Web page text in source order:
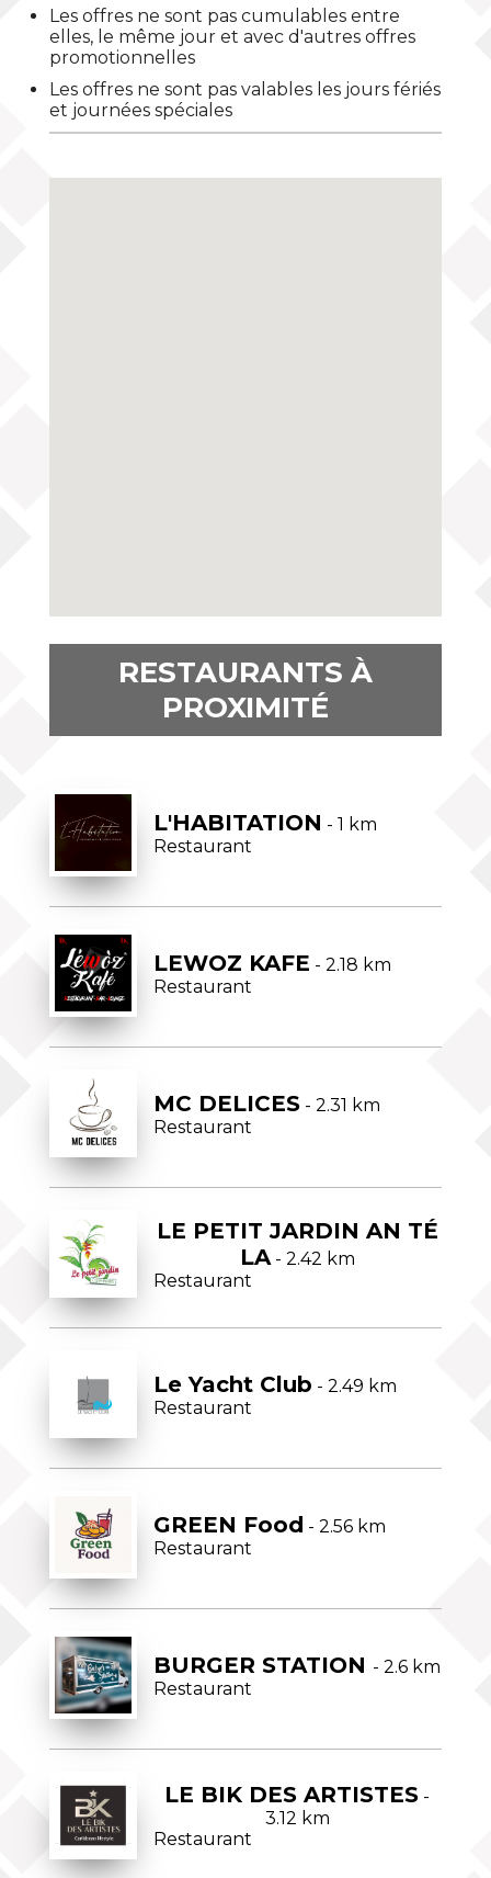
Les offres ne sont pas cumulables entre
elles, le même jour et avec d'autres offres
promotionnelles
Les offres ne sont pas valables les jours fériés
et journées spéciales
RESTAURANTS À
PROXIMITÉ
L'HABITATION - 1 km
Restaurant
LEWOZ KAFE - 2.18 km
Restaurant
MC DELICES- 2.31 km
Restaurant
LE PETIT JARDIN AN TÉ
LA- 2.42 km
Restaurant
Le Yacht Club - 2.49 km
Restaurant
GREEN Food - 2.56 km
Restaurant
BURGER STATION - 2.6 km
Restaurant
LE BIK DES ARTISTES -
3.12 km
Restaurant